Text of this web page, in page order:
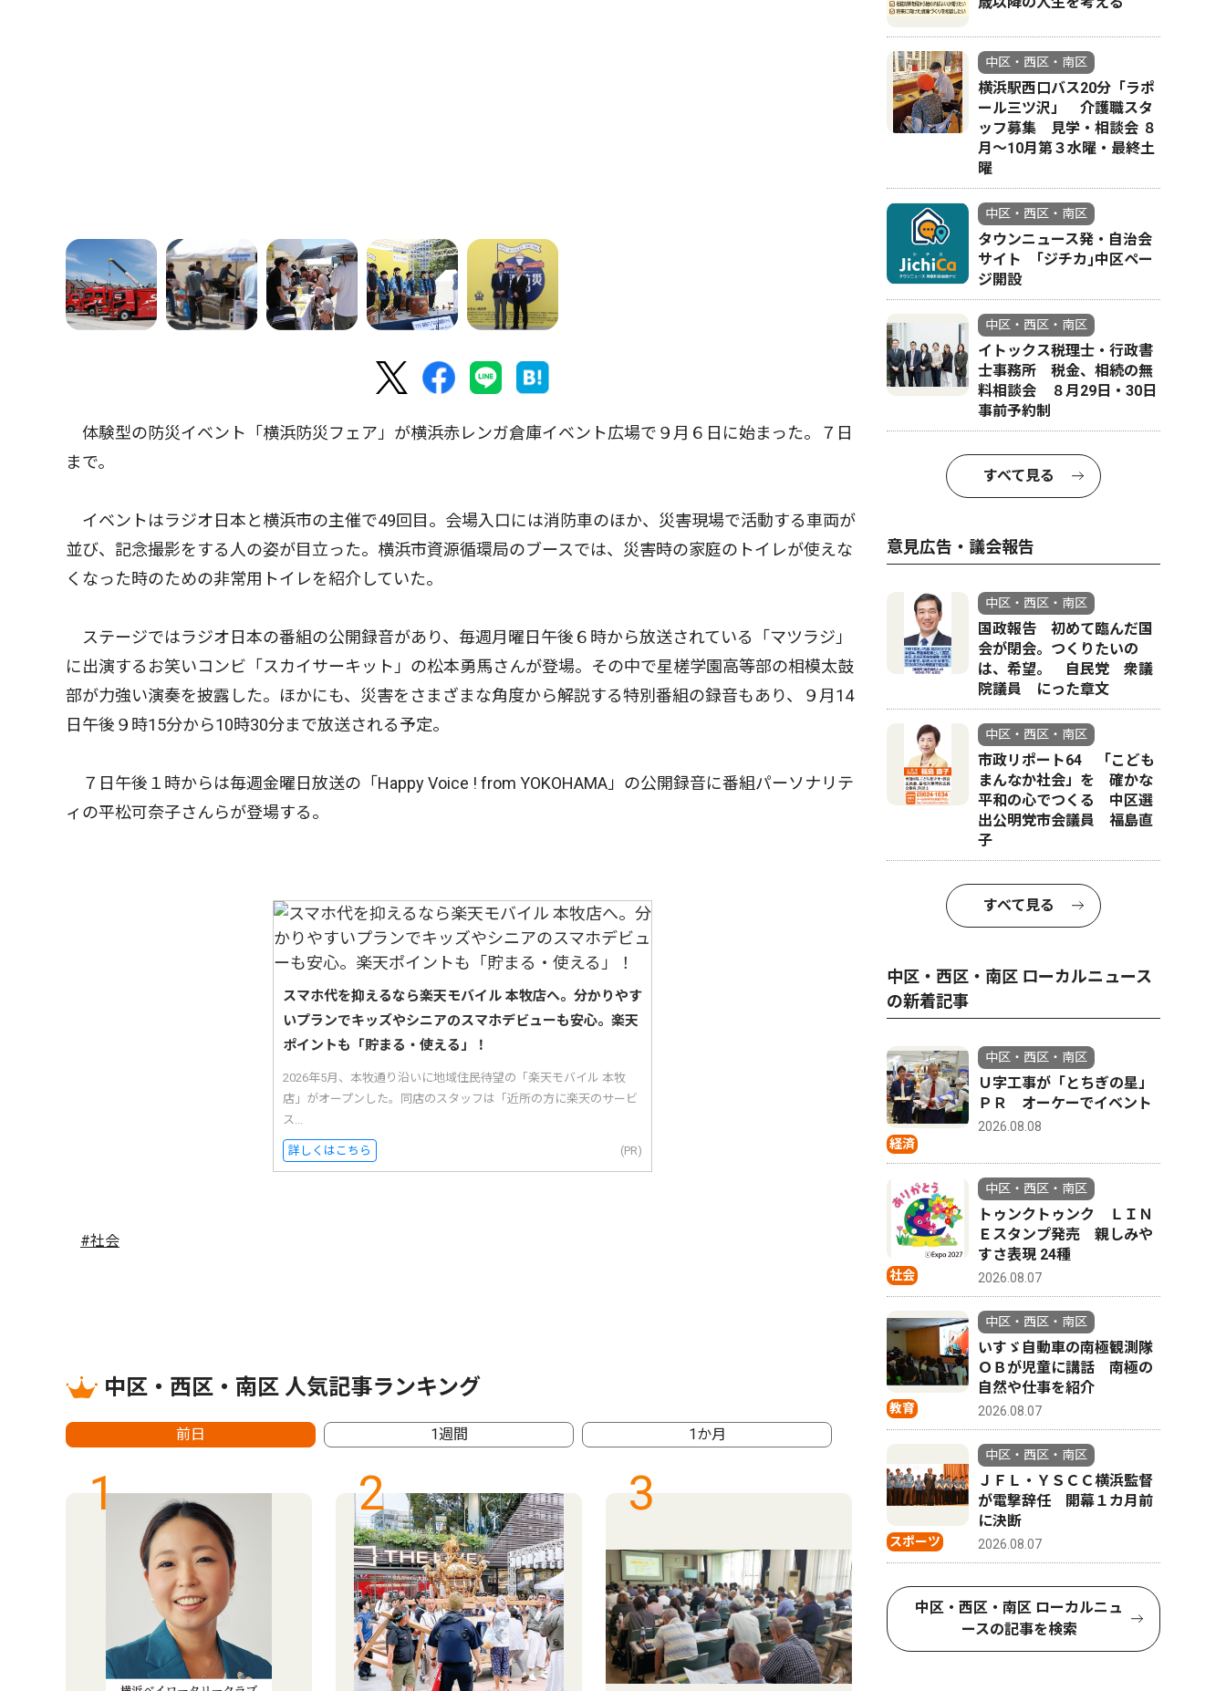
非常用トイレ
体験型の防災イベント「横浜防災フェア」が横浜赤レンガ倉庫イベント広場で９月６日に始まった。７日
まで。
イベントはラジオ日本と横浜市の主催で49回目。会場入口には消防車のほか、災害現場で活動する車両が
並び、記念撮影をする人の姿が目立った。横浜市資源循環局のブースでは、災害時の家庭のトイレが使えな
くなった時のための非常用トイレを紹介していた。
ステージではラジオ日本の番組の公開録音があり、毎週月曜日午後６時から放送されている「マツラジ」
に出演するお笑いコンビ「スカイサーキット」の松本勇馬さんが登場。その中で星槎学園高等部の相模太鼓
部が力強い演奏を披露した。ほかにも、災害をさまざまな角度から解説する特別番組の録音もあり、９月14
日午後９時15分から10時30分まで放送される予定。
７日午後１時からは毎週金曜日放送の「Happy Voice ! from YOKOHAMA」の公開録音に番組パーソナリテ
ィの平松可奈子さんらが登場する。
スマホ代を抑えるなら楽天モバイル 本牧店へ。分かりやす
いプランでキッズやシニアのスマホデビューも安心。楽天
ポイントも「貯まる・使える」！
2026年5月、本牧通り沿いに地域住民待望の「楽天モバイル 本牧
店」がオープンした。同店のスタッフは「近所の方に楽天のサービ
ス...
詳しくはこちら (PR)
#社会
中区・西区・南区 人気記事ランキング
前日 1週間 1か月
1 2 3 4
中区・西区・南区
横浜駅西口バス20分「ラポ
ール三ツ沢」 介護職スタ
ッフ募集 見学・相談会 ８
月〜10月第３水曜・最終土
曜
中区・西区・南区
タウンニュース発・自治会
サイト ｢ジチカ｣中区ペー
ジ開設
中区・西区・南区
イトックス税理士・行政書
士事務所 税金、相続の無
料相談会 ８月29日・30日
事前予約制
すべて見る
意見広告・議会報告
中区・西区・南区
国政報告 初めて臨んだ国
会が閉会。つくりたいの
は、希望。 自民党 衆議
院議員 にった章文
中区・西区・南区
市政リポート64 「こども
まんなか社会」を 確かな
平和の心でつくる 中区選
出公明党市会議員 福島直
子
すべて見る
中区・西区・南区 ローカルニュース
の新着記事
経済
中区・西区・南区
Ｕ字工事が「とちぎの星」
ＰＲ オーケーでイベント
2026.08.08
社会
中区・西区・南区
トゥンクトゥンク ＬＩＮ
Ｅスタンプ発売 親しみや
すさ表現 24種
2026.08.07
教育
中区・西区・南区
いすゞ自動車の南極観測隊
ＯＢが児童に講話 南極の
自然や仕事を紹介
2026.08.07
スポーツ
中区・西区・南区
ＪＦＬ・ＹＳＣＣ横浜監督
が電撃辞任 開幕１カ月前
に決断
2026.08.07
中区・西区・南区 ローカルニュ
ースの記事を検索